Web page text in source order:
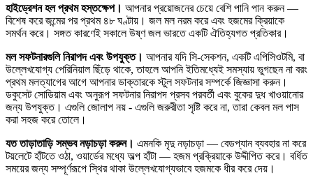
হাইড্রেশন হল প্রথম হস্তক্ষেপ। আপনার প্রয়োজনের চেয়ে বেশি পানি পান করুন —
বিশেষ করে জন্মের পর প্রথম ৪৮ ঘণ্টায়। জল মল নরম করে এবং হজমের ক্রিয়াকে
সমর্থন করে। সঙ্গত কারণেই সকালে উষ্ণ জল ভারতে একটি ঐতিহ্যগত প্রতিকার।
মল সফটনারগুলি নিরাপদ এবং উপযুক্ত। আপনার যদি সি-সেকশন, একটি এপিসিওটমি, বা
উল্লেখযোগ্য পেরিনিয়াল ছিঁড়ে থাকে, তাহলে আপনি ইতিমধ্যেই সমস্যায় ভুগছেন না বরং
প্রথম মলত্যাগের আগে আপনার ডাক্তারকে স্টুল সফটনার সম্পর্কে জিজ্ঞাসা করুন।
ডকুসেট সোডিয়াম এবং অনুরূপ সফটনার নিরাপদ প্রসব পরবর্তী এবং বুকের দুধ খাওয়ানোর
জন্য উপযুক্ত। এগুলি জোলাপ নয় - এগুলি জরুরীতা সৃষ্টি করে না, তারা কেবল মল পাস
করা সহজ করে তোলে।
যত তাড়াতাড়ি সম্ভব নড়াচড়া করুন। এমনকি মৃদু নড়াচড়া — বেডপ্যান ব্যবহার না করে
টয়লেটে হাঁটতে ওঠা, ওয়ার্ডের মধ্যে অল্প হাঁটা — হজম প্রক্রিয়াকে উদ্দীপিত করে। বর্ধিত
সময়ের জন্য সম্পূর্ণরূপে স্থির থাকা উল্লেখযোগ্যভাবে হজমকে ধীর করে দেয়।